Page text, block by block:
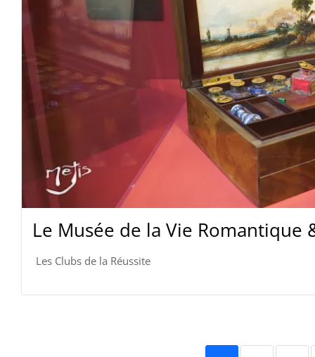
Le Musée de la Vie Romantique
Les Clubs de la Réussite